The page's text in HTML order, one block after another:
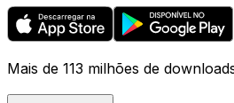
Mais de 113 milhões de